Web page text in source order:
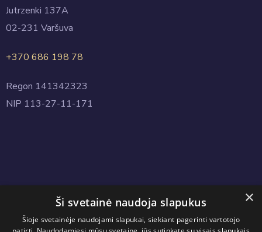
Jutrzenki 137A
02-231 Varšuva
+370 686 198 78
Regon 141342323
NIP 113-27-11-171
Copyright © 2024 Eurotronic.net.pl. All Rights Reserved.
×
Ši svetainė naudoja slapukus
Šioje svetainėje naudojami slapukai, siekiant pagerinti vartotojo